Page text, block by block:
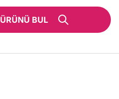
ÜRÜNÜ BUL